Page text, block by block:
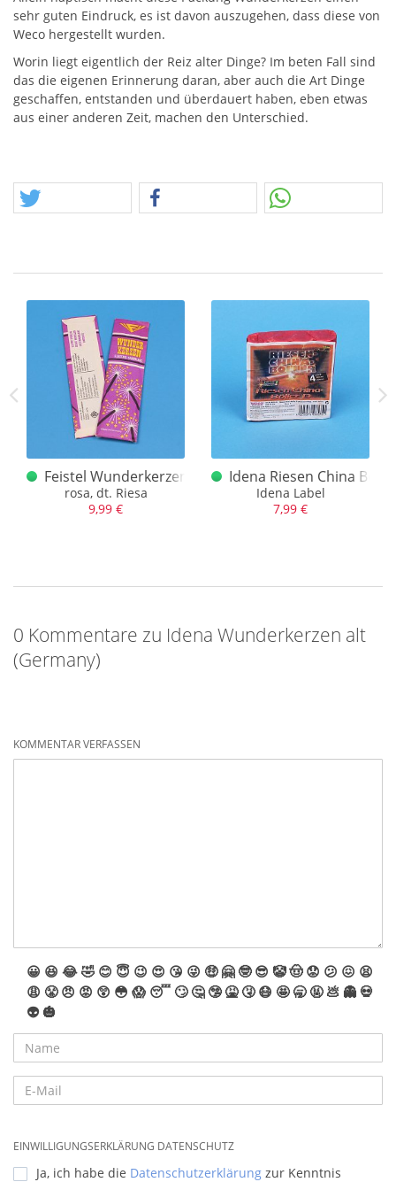
sehr guten Eindruck, es ist davon auszugehen, dass diese von
Weco hergestellt wurden.
Worin liegt eigentlich der Reiz alter Dinge? Im beten Fall sind
das die eigenen Erinnerung daran, aber auch die Art Dinge
geschaffen, entstanden und überdauert haben, eben etwas
aus einer anderen Zeit, machen den Unterschied.
in Germany
Feistel Wunderkerzen Riesa
rosa, dt. Riesa
9,99 €
Idena Riesen China
Idena Label
7,99 €
0 Kommentare zu Idena Wunderkerzen alt
(Germany)
KOMMENTAR VERFASSEN
😀 😆 😂🤣 😊 😇 😉 😍 😘 😜 🤑 🤗 🤓 😎 🤡🤠 😟 😕 😖 😫
😩 😤 😠 😡 😲 😳 😱 😴 🙄 🤔 🤥 🤮 🤧 😷 🤩 🥱 🤬 💩 👻 💀
👽 🎃
EINWILLIGUNGSERKLÄRUNG DATENSCHUTZ
Ja, ich habe die Datenschutzerklärung zur Kenntnis